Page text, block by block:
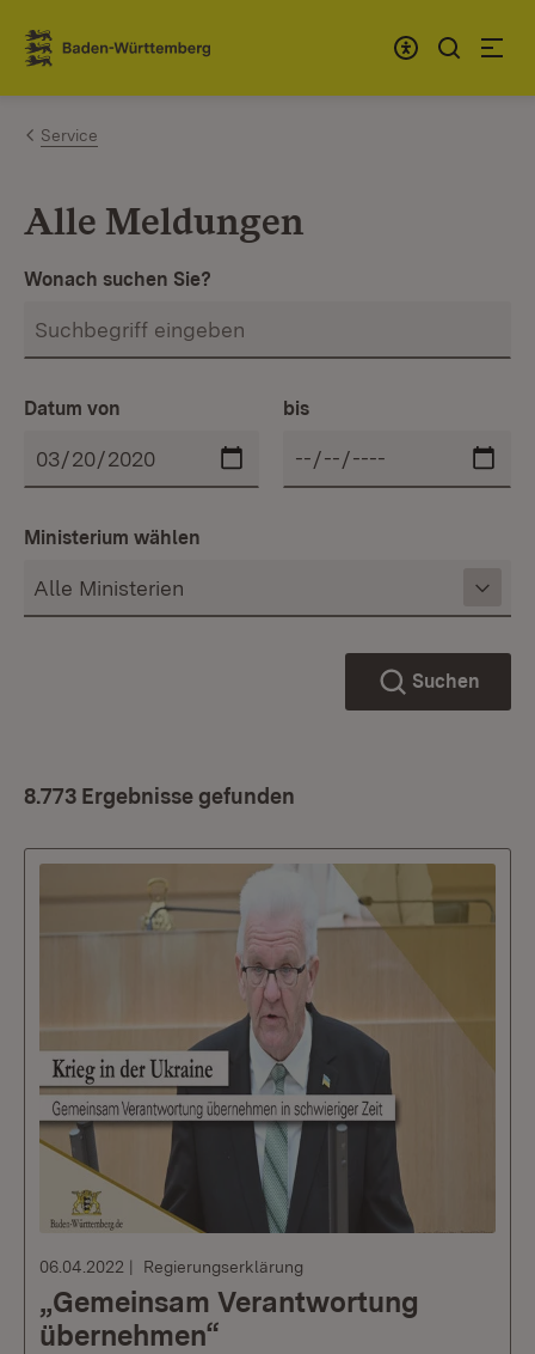
Zum Inhalt springen
Link zur Startseite
Service
Alle Meldungen
Wonach suchen Sie?
Datum von bis
Ministerium wählen
Suchen
8.773 Ergebnisse gefunden
06.04.2022 Regierungserklärung
„Gemeinsam Verantwortung
übernehmen“